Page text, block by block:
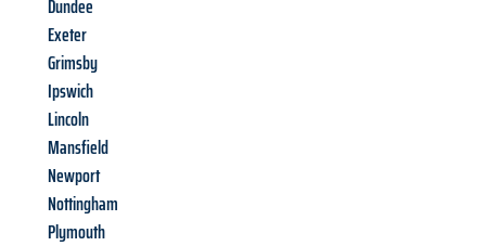
Dundee
Exeter
Grimsby
Ipswich
Lincoln
Mansfield
Newport
Nottingham
Plymouth